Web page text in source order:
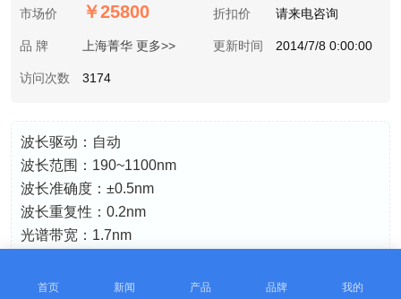
市场价 ￥25800 折扣价 请来电咨询
品 牌 上海菁华 更多>> 更新时间 2014/7/8 0:00:00
访问次数 3174
波长驱动：自动
波长范围：190~1100nm
波长准确度：±0.5nm
波长重复性：0.2nm
光谱带宽：1.7nm
下载产品资料 加入购物清单
首页 新闻 产品 品牌 我的